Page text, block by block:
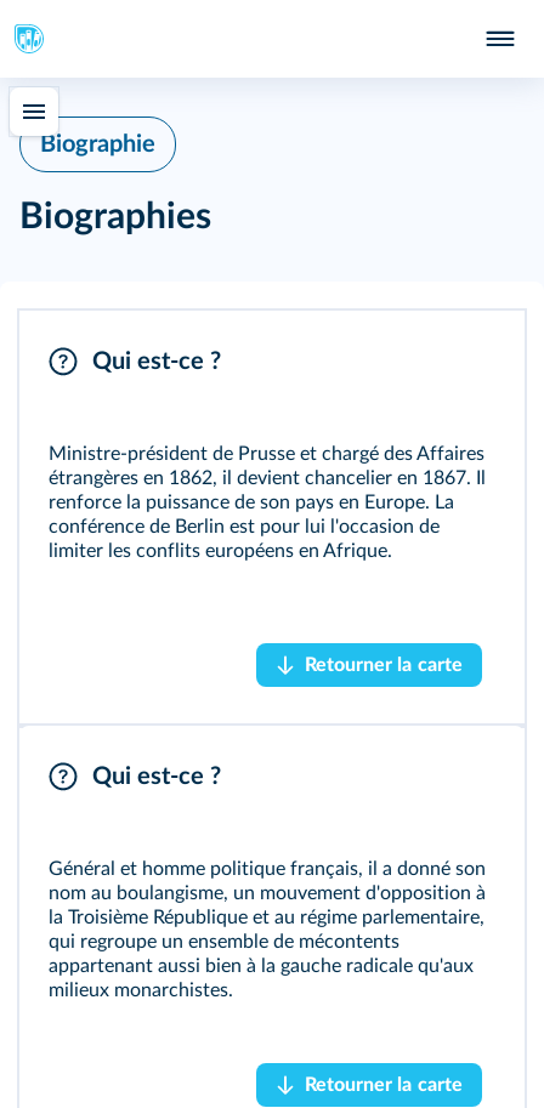
Biographie
Biographies
Qui est‑ce ?
Ministre-président de Prusse et chargé des Affaires
étrangères en 1862, il devient chancelier en 1867. Il
renforce la puissance de son pays en Europe. La
conférence de Berlin est pour lui l'occasion de
limiter les conflits européens en Afrique.
Retourner la carte
Otto von Bismarck (1815‑1898)
Retourner la carte
Qui est‑ce ?
Général et homme politique français, il a donné son
nom au boulangisme, un mouvement d'opposition à
la Troisième République et au régime parlementaire,
qui regroupe un ensemble de mécontents
appartenant aussi bien à la gauche radicale qu'aux
milieux monarchistes.
Retourner la carte
Georges Boulanger (1837‑1891)
Retourner la carte